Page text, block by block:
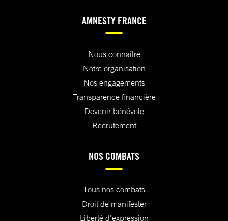
AMNESTY FRANCE
Nous connaître
Notre organisation
Nos engagements
Transparence financière
Devenir bénévole
Recrutement
NOS COMBATS
Tous nos combats
Droit de manifester
Liberté d'expression